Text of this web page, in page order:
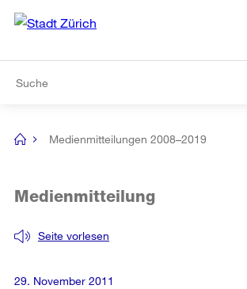
Navigation
[no
Medienmitteilungen 2008–2019
Seite vorlesen
Medienmitteilung
29. November 2011